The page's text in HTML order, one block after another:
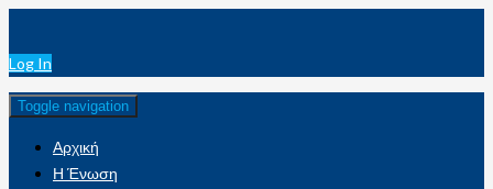
Log In
Toggle navigation
Αρχική
Η Ένωση